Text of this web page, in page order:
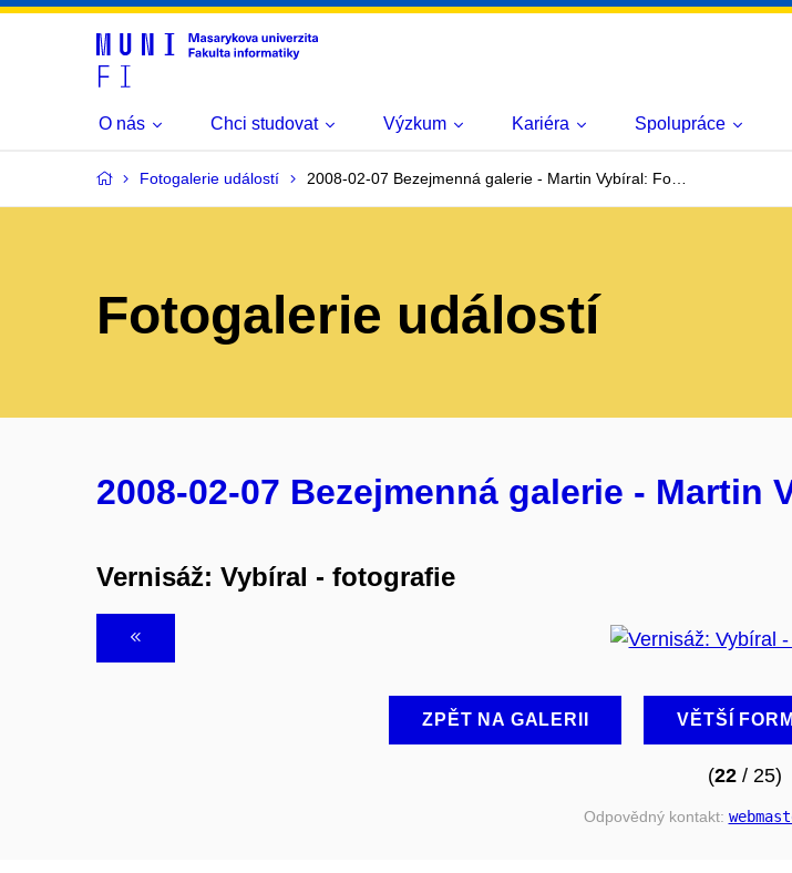
O nás Chci studovat Výzkum Kariéra Spolupráce
Fotogalerie událostí 2008-02-07 Bezejmenná galerie - Martin Vybíral: Fo…
Fotogalerie událostí
2008-02-07 Bezejmenná galerie - Martin
Vernisáž: Vybíral - fotografie
ZPĚT NA GALERII VĚTŠÍ
(22/ 25)
Odpovědný kontakt: